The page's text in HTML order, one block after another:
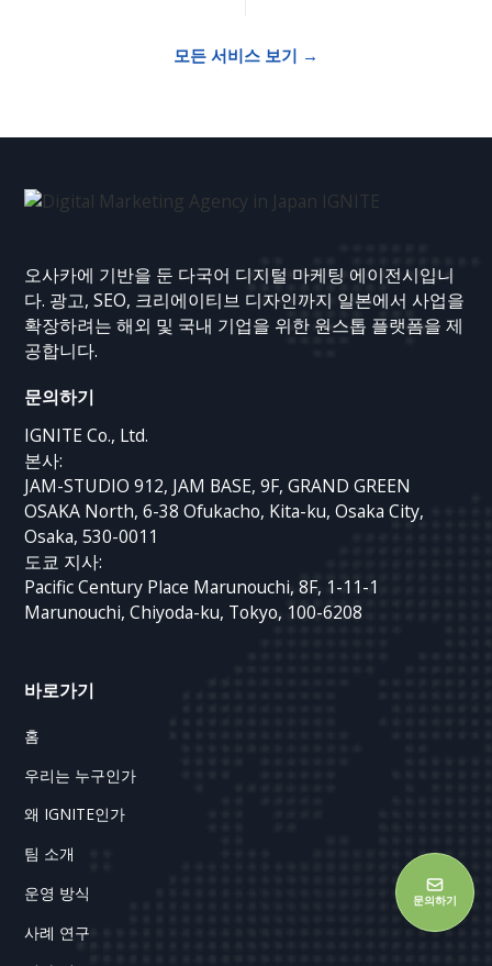
모든 서비스 보기 →
오사카에 기반을 둔 다국어 디지털 마케팅 에이전시입니
다. 광고, SEO, 크리에이티브 디자인까지 일본에서 사업을
확장하려는 해외 및 국내 기업을 위한 원스톱 플랫폼을 제
공합니다.
문의하기
IGNITE Co., Ltd.
본사:
JAM-STUDIO 912, JAM BASE, 9F, GRAND GREEN
OSAKA North, 6-38 Ofukacho, Kita-ku, Osaka City,
Osaka, 530-0011
도쿄 지사:
Pacific Century Place Marunouchi, 8F, 1-11-1
Marunouchi, Chiyoda-ku, Tokyo, 100-6208
바로가기
홈
우리는 누구인가
왜 IGNITE인가
팀 소개
운영 방식
사례 연구
문의하기